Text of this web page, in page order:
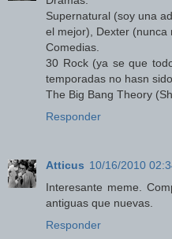
Supernatural (soy una
el mejor), Dexter (nunca
Comedias.
30 Rock (ya se que
temporadas no hasn
The Big Bang Theory
Responder
Atticus 10/16/2010
Interesante meme.
antiguas que nuevas.
Responder